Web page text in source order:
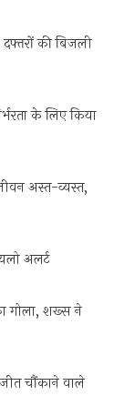
की बिजली
के लिए किया
अस्त-व्यस्त,
अलर्ट
गोला, शख्स ने
चौंकाने वाले